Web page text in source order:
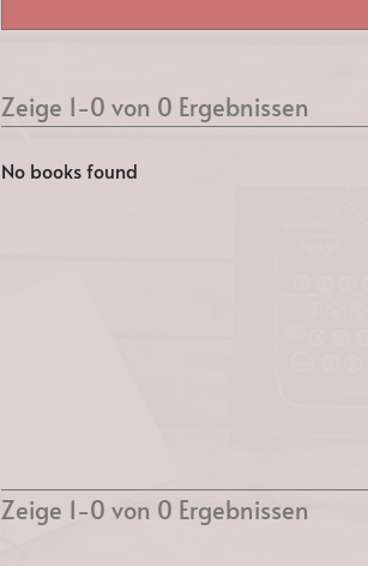
Zeige 1-0 von 0 Ergebnissen
No books found
Zeige 1-0 von 0 Ergebnissen